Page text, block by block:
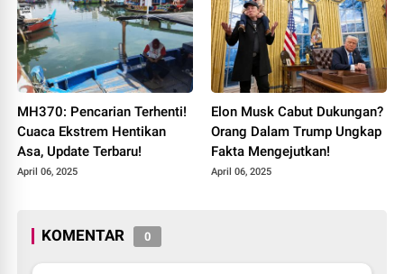
MH370: Pencarian Terhenti!
Cuaca Ekstrem Hentikan
Asa, Update Terbaru!
April 06, 2025
Elon Musk Cabut Dukungan?
Orang Dalam Trump Ungkap
Fakta Mengejutkan!
April 06, 2025
KOMENTAR 0